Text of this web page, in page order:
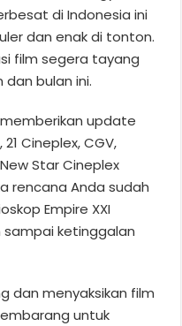
di Indonesia ini
dan enak di tonton.
film segera tayang
bulan ini.
update
Cineplex, CGV,
Star Cineplex
rencana Anda sudah
Empire XXI
sampai ketinggalan
dan menyaksikan film
untuk